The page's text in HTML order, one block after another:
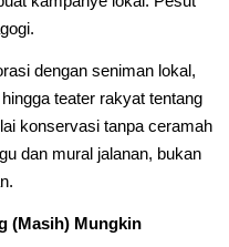
dengan seniman lokal,
teater rakyat tentang
konservasi tanpa ceramah
dan mural jalanan, bukan
(Masih) Mungkin